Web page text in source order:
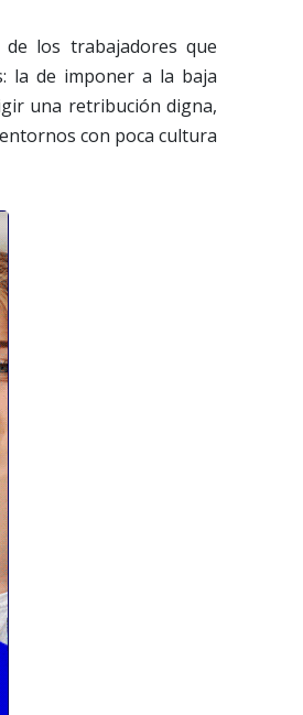
los trabajadores que
la de imponer a la baja
una retribución digna,
con poca cultura